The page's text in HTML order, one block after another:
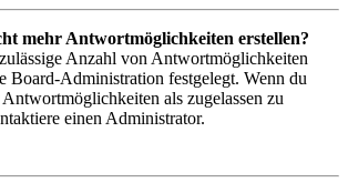
mehr Antwortmöglichkeiten erstellen?
Anzahl von Antwortmöglichkeiten
Board-Administration festgelegt. Wenn du
als zugelassen zu
einen Administrator.